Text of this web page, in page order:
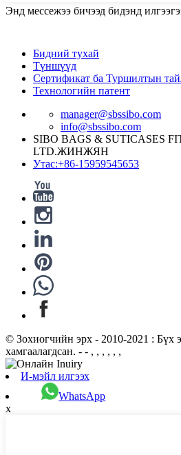
Энд мессежээ бичээд бидэнд
Бидний тухай
Түншүүд
Сертификат ба Туршилтын
Технологийн патент
manager@sbssibo.com
info@sbssibo.com
SIBO BAGS & SUTICASES
LTD.ЖИНЖЯН
Утас:+86-15959545653
© Зохиогчийн эрх - 2010-2021 : Бүх
хамгаалагдсан. - - , , , , , ,
И-мэйл илгээх
WhatsApp
x